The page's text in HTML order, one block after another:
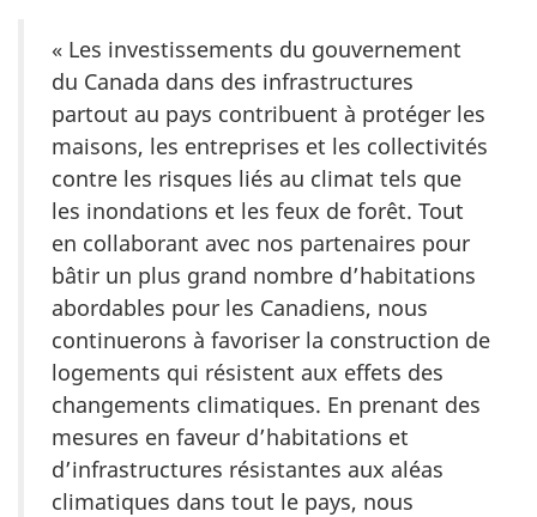
« Les investissements du gouvernement
du Canada dans des infrastructures
partout au pays contribuent à protéger les
maisons, les entreprises et les collectivités
contre les risques liés au climat tels que
les inondations et les feux de forêt. Tout
en collaborant avec nos partenaires pour
bâtir un plus grand nombre d’habitations
abordables pour les Canadiens, nous
continuerons à favoriser la construction de
logements qui résistent aux effets des
changements climatiques. En prenant des
mesures en faveur d’habitations et
d’infrastructures résistantes aux aléas
climatiques dans tout le pays, nous